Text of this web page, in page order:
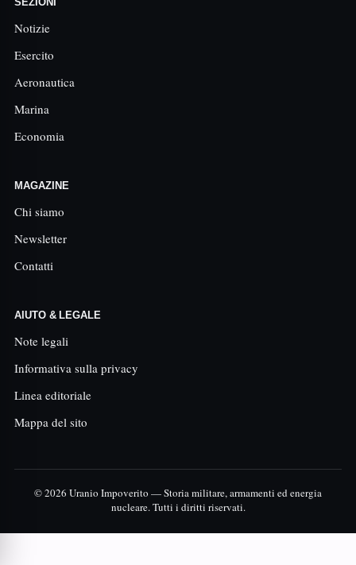
Notizie
Esercito
Aeronautica
Marina
Economia
MAGAZINE
Chi siamo
Newsletter
Contatti
AIUTO & LEGALE
Note legali
Informativa sulla privacy
Linea editoriale
Mappa del sito
© 2026 Uranio Impoverito — Storia militare, armamenti ed energia
nucleare. Tutti i diritti riservati.